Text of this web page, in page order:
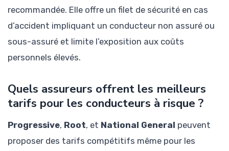
recommandée. Elle offre un filet de sécurité en cas
d’accident impliquant un conducteur non assuré ou
sous-assuré et limite l’exposition aux coûts
personnels élevés.
Quels assureurs offrent les meilleurs
tarifs pour les conducteurs à risque ?
Progressive, Root, et National General peuvent
proposer des tarifs compétitifs même pour les